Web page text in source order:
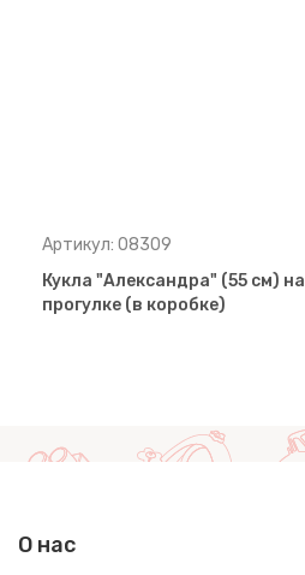
Артикул: 08309
Кукла "Александра" (55 см) на
прогулке (в коробке)
О нас